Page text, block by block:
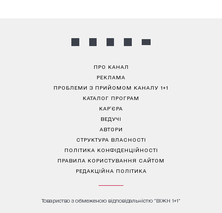
ПРО КАНАЛ
РЕКЛАМА
ПРОБЛЕМИ З ПРИЙОМОМ КАНАЛУ 1+1
КАТАЛОГ ПРОГРАМ
КАР’ЄРА
ВЕДУЧІ
АВТОРИ
СТРУКТУРА ВЛАСНОСТІ
ПОЛІТИКА КОНФІДЕНЦІЙНОСТІ
ПРАВИЛА КОРИСТУВАННЯ САЙТОМ
РЕДАКЦІЙНА ПОЛІТИКА
Товариство з обмеженою відповідальністю "ВІЖН 1+1"